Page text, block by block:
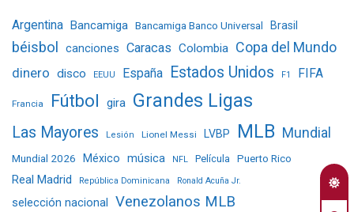
Argentina Bancamiga Bancamiga Banco Universal Brasil
béisbol canciones Caracas Colombia Copa del Mundo
dinero disco EEUU España Estados Unidos F1 FIFA
Francia Fútbol gira Grandes Ligas
Las Mayores Lesión Lionel Messi LVBP MLB Mundial
Mundial 2026 México música NFL Película Puerto Rico
Real Madrid República Dominicana Ronald Acuña Jr.
selección nacional Venezolanos MLB